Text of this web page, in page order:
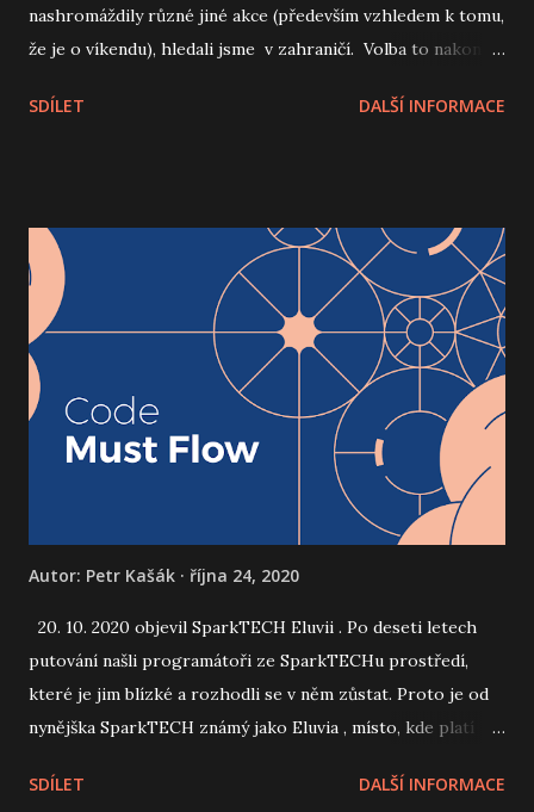
nashromáždily různé jiné akce (především vzhledem k tomu,
že je o víkendu), hledali jsme v zahraničí. Volba to nakonec
homeofficu v Izraeli a místní PyCon mu byl doporučen. A
SDÍLET DALŠÍ INFORMACE
Autor: Petr Kašák října 24, 2020
20. 10. 2020 objevil SparkTECH Eluvii . Po deseti letech
putování našli programátoři ze SparkTECHu prostředí,
které je jim blízké a rozhodli se v něm zůstat. Proto je od
nynějška SparkTECH známý jako Eluvia , místo, kde platí
spolehlivě jako zákony vesmíru. Sledujte www.eluvia.com
SDÍLET DALŠÍ INFORMACE